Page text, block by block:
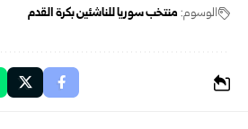
الوسوم: منتخب سوريا للناشئين بكرة القدم